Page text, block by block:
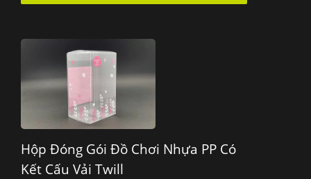
Hộp Đóng Gói Đồ Chơi Nhựa PP Có
Kết Cấu Vải Twill